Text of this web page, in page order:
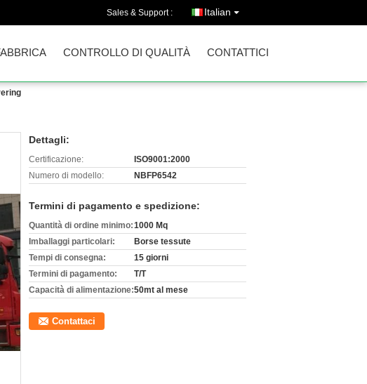
Sales & Support : Italian
CONTROLLO DI QUALITÀ CONTATTICI
Dettagli:
Certificazione:
ISO9001:2000
Numero di modello:
NBFP6542
Termini di pagamento e spedizione:
Quantità di ordine minimo:1000 Mq
Imballaggi particolari:
Borse tessute
Tempi di consegna:
15 giorni
Termini di pagamento:
T/T
Capacità di alimentazione:50mt al mese
Contattaci